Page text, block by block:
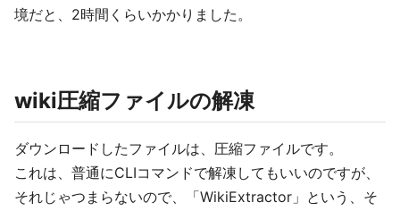
境だと、2時間くらいかかりました。
wiki圧縮ファイルの解凍
ダウンロードしたファイルは、圧縮ファイルです。
これは、普通にCLIコマンドで解凍してもいいのですが、
それじゃつまらないので、「WikiExtractor」という、そ